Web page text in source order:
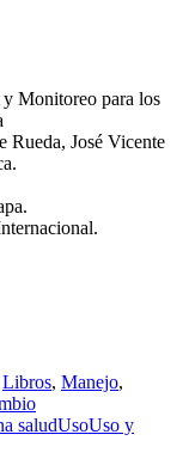
Monitoreo para los
Rueda, José Vicente
Libros, Manejo,
saludUsoUso y